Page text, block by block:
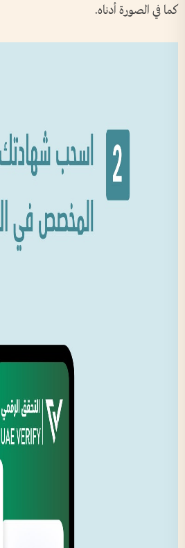
كما في الصورة أدناه.